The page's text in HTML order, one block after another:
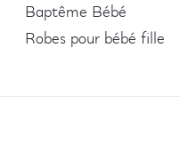
Baptême Bébé
Robes pour bébé fille